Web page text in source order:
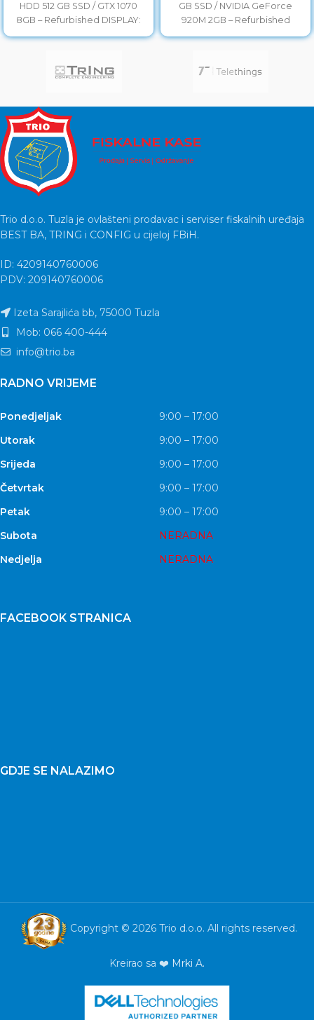
HDD 512 GB SSD / GTX 1070
8GB – Refurbished DISPLAY:
GB SSD / NVIDIA GeForce
920M 2GB – Refurbished
Trio d.o.o. Tuzla je ovlašteni prodavac i serviser fiskalnih uređaja
BEST BA, TRING i CONFIG u cijeloj FBiH.
ID: 4209140760006
PDV: 209140760006
Izeta Sarajlića bb, 75000 Tuzla
Mob: 066 400-444
info@trio.ba
RADNO VRIJEME
Ponedjeljak
9:00 – 17:00
Utorak
9:00 – 17:00
Srijeda
9:00 – 17:00
Četvrtak
9:00 – 17:00
Petak
9:00 – 17:00
Subota
NERADNA
Nedjelja
NERADNA
FACEBOOK STRANICA
GDJE SE NALAZIMO
Copyright © 2026 Trio d.o.o. All rights reserved.
Kreirao sa ❤️ Mrki A.